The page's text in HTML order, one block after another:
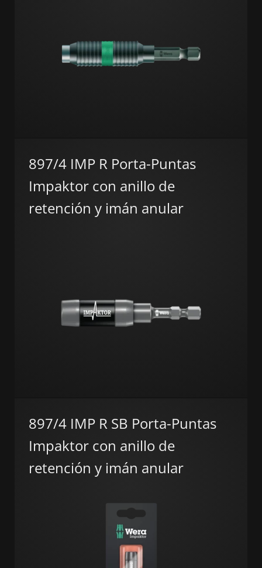
897/4 IMP R Porta-Puntas
Impaktor con anillo de
retención y imán anular
897/4 IMP R SB Porta-Puntas
Impaktor con anillo de
retención y imán anular